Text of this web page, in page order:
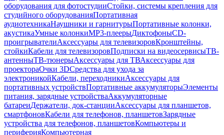
оборудования для фотостудииСтойки, системы крепления для
студийного оборудованияПортативная
аудиотехникаНаушники и гарнитурыПортативные колонки,
акустикаУмные колонкиMP3-плеерыДиктофоныCD-
проигрывателиАксессуары для телевизоровКронштейны,
стойкиКабели для телевизоровПодписки на видеосервисыТВ-
антенныТВ-тюнерыАксессуары для ТВАксессуары для
проектораОчки 3DСредства для ухода за
электроникойКабели, переходникиАксессуары для
портативных устройствПортативные аккумуляторыЭлементы
питания, зарядные устройстваАккумуляторные
батареиДержатели, док-станцииАксессуары для планшетов,
смартфоновКабели для телефонов, планшетовЗарядные
устройства для телефонов, планшетовКомпьютеры и
периферияКомпьютерная